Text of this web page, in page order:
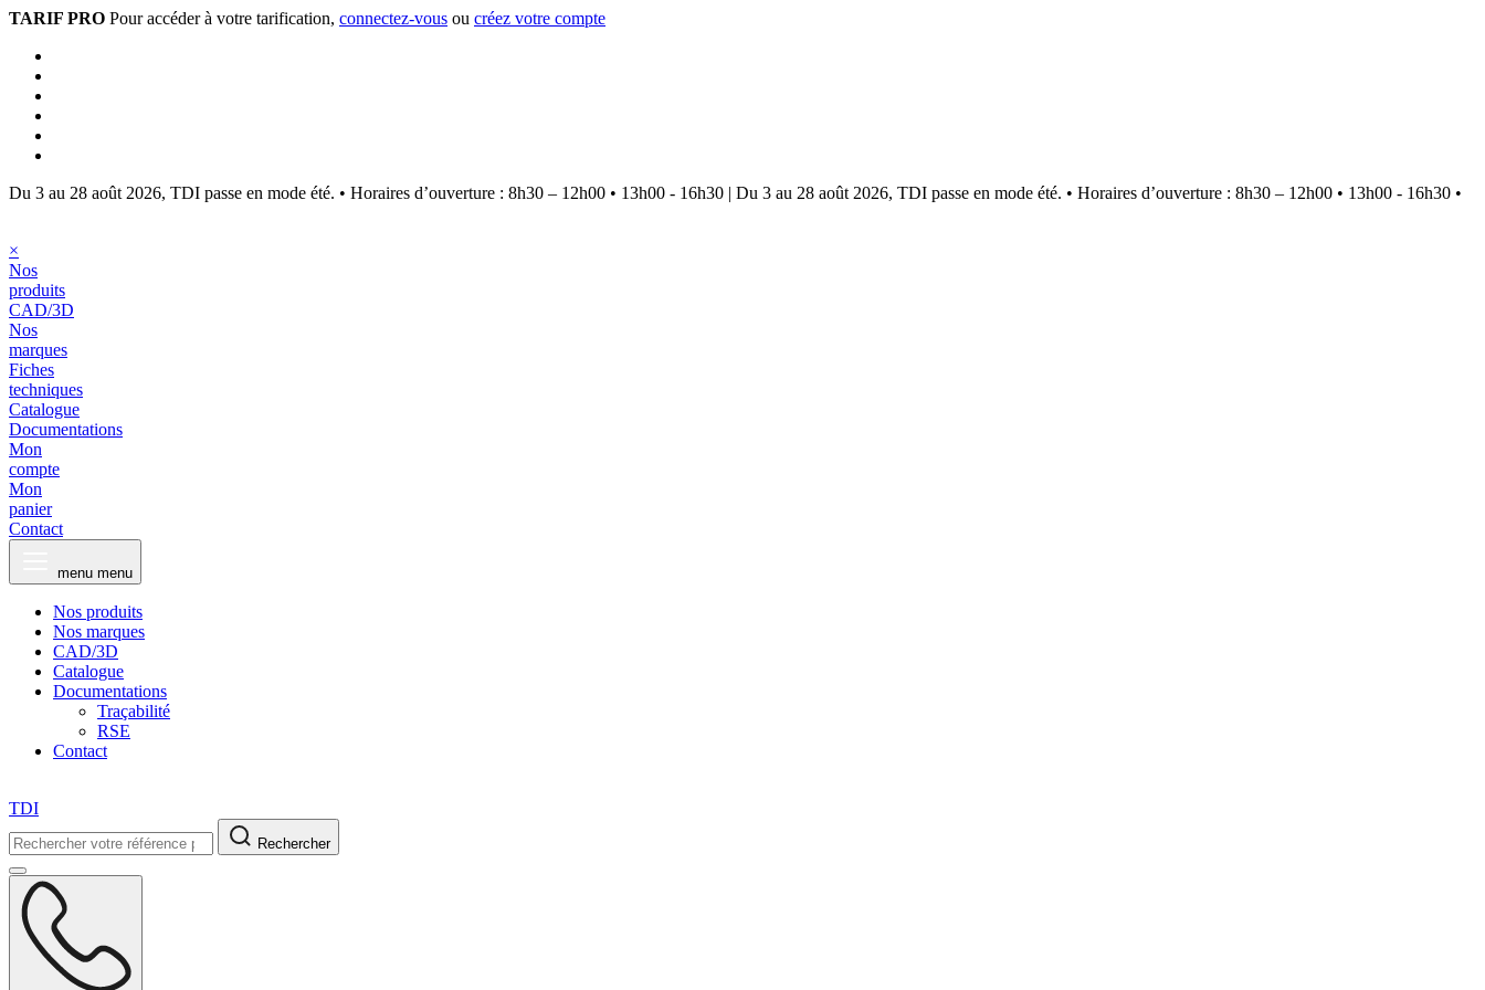
TARIF PRO Pour accéder à votre tarification, connectez-vous ou créez votre compte
Du 3 au 28 août 2026, TDI passe en mode été. • Horaires d’ouverture : 8h30 – 12h00 • 13h00 - 16h30 | Du 3 au 28 août 2026, TDI passe en mode été. • Horaires d’ouverture : 8h30 – 12h00 • 13h00 - 16h30 •
×
Nos
produits
CAD/3D
Nos
marques
Fiches
techniques
Catalogue
Documentations
Mon
compte
Mon
panier
Contact
menu menu
Nos produits
Nos marques
CAD/3D
Catalogue
Documentations
Traçabilité
RSE
Contact
TDI
Rechercher